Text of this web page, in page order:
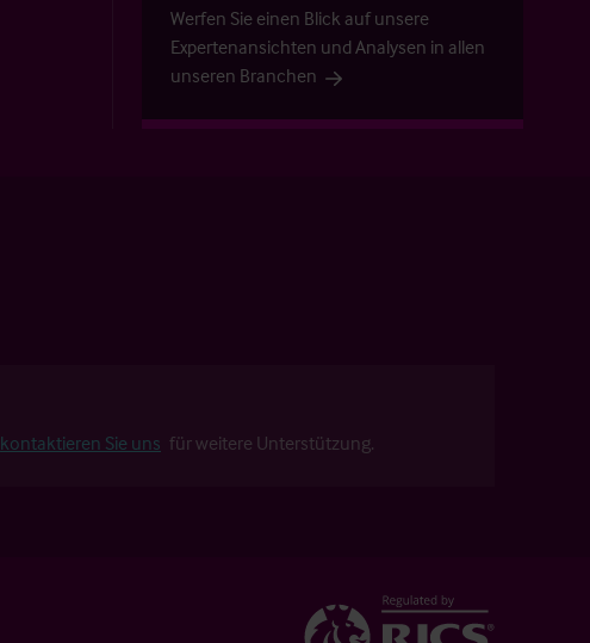
Werfen Sie einen Blick auf unsere
Expertenansichten und Analysen in allen
unseren Branchen
kontaktieren Sie uns für weitere Unterstützung.